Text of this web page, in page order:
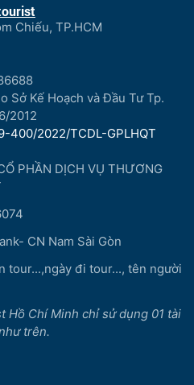
Chiếu, TP.HCM
Sở Kế Hoạch và Đầu Tư Tp.
2012
400/2022/TCDL-GPLHQT
PHẦN DỊCH VỤ THƯƠNG
CN Nam Sài Gòn
tour...,ngày đi tour..., tên người
Hồ Chí Minh chỉ sử dụng 01 tài
trên.